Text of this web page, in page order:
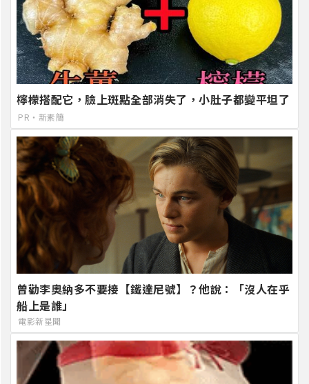
檸檬搭配它，臉上斑點全部消失了，小肚子都變平坦了
PR・新素簡
曾勸李奧納多不要接【鐵達尼號】？他說：「沒人在乎
船上是誰」
電影新星聞